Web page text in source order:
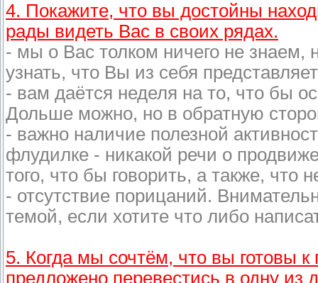
4. Покажите, что вы достойны
рады видеть Вас в своих рядах.
- мы о Вас толком ничего не знаем,
узнать, что Вы из себя
- вам даётся неделя на то, что бы
Дольше можно, но в обратную
- важно наличие полезной
флудилке - никакой речи о
того, что бы говорить, а также, что
- отсутствие порицаний.
темой, если хотите что либо
5. Когда мы сочтём, что вы готовы
предложено перевестись в одну из